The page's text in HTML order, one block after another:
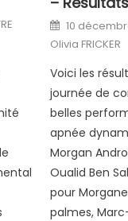
Posted on
10
Olivia FRICKER
Voici les
journée de
belles
apnée
Morgan
Oualid Ben
pour
palmes,